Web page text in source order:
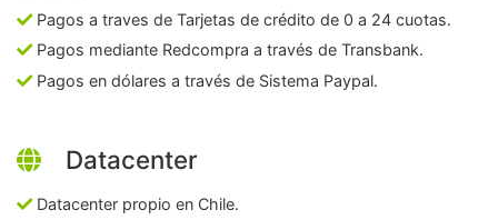
Pagos a traves de Tarjetas de crédito de 0 a 24 cuotas.
Pagos mediante Redcompra a través de Transbank.
Pagos en dólares a través de Sistema Paypal.
Datacenter
Datacenter propio en Chile.